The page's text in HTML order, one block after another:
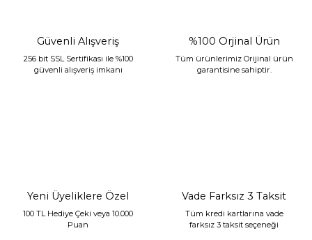
Güvenli Alışveriş
256 bit SSL Sertifikası ile %100
güvenli alışveriş imkanı
%100 Orjinal Ürün
Tüm ürünlerimiz Orijinal ürün
garantisine sahiptir.
Yeni Üyeliklere Özel
100 TL Hediye Çeki veya 10.000
Puan
Vade Farksız 3 Taksit
Tüm kredi kartlarına vade
farksız 3 taksit seçeneği